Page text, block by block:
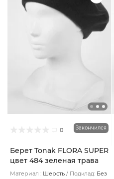
0 Закончился
Берет Tonak FLORA SUPER
цвет 484 зеленая трава
тем
Материал : Шерсть Подклад: Без